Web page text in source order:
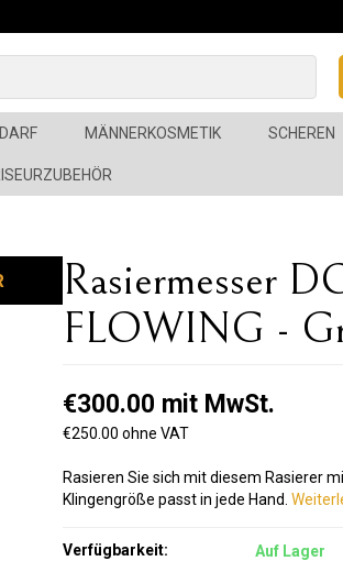
MÄNNERKOSMETIK SCHEREN
Rasiermesser
FLOWING -
€300.00 mit MwSt.
€250.00 ohne VAT
Rasieren Sie sich mit diesem Rasierer
Klingengröße passt in jede Hand.
Verfügbarkeit: Auf Lager